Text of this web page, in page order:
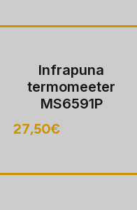
Infrapuna
termomeeter
MS6591P
32...42C°,
kontaktivaba*
27,50€